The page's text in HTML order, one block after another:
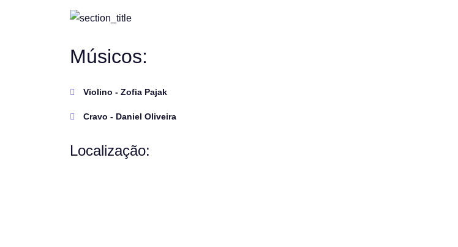
Músicos:
Violino - Zofia Pajak
Cravo - Daniel Oliveira
Localização: